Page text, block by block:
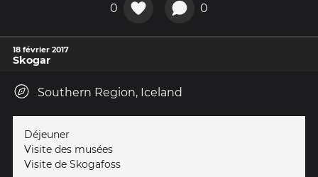
0 0
18 février 2017
Skogar
Southern Region, Iceland
Déjeuner
Visite des musées
Visite de Skogafoss